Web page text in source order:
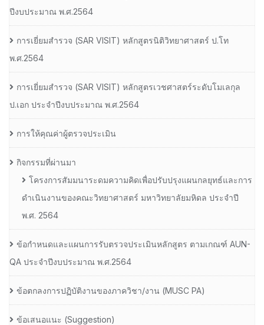
ปีงบประมาณ พ.ศ.2564
การเยี่ยมสํารวจ (SAR VISIT) หลักสูตรนิติวิทยาศาสตร์ ป.โท
พ.ศ.2564
การเยี่ยมสํารวจ (SAR VISIT) หลักสูตรเวชศาสตร์ระดับโมเลกุล
ป.เอก ประจําปีงบประมาณ พ.ศ.2564
การให้คุณค่าผู้ตรวจประเมิน
กิจกรรมที่ผ่านมา
โครงการสัมมนาระดมความคิดเพื่อปรับปรุงแผนกลยุทธ์และการ
ดำเนินงานของคณะวิทยาศาสตร์ มหาวิทยาลัยมหิดล ประจำปี
พ.ศ. 2564
ข้อกำหนดและแผนการรับตรวจประเมินหลักสูตร ตามเกณฑ์ AUN-
QA ประจำปีงบประมาณ พ.ศ.2564
ข้อตกลงการปฏิบัติงานของภาควิชา/งาน (MUSC PA)
ข้อเสนอแนะ (Suggestion)